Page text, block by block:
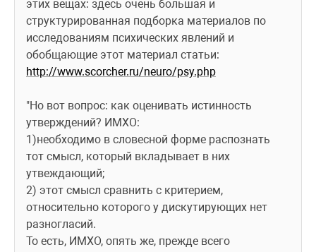
этих вещах: здесь очень большая и
структурированная подборка материалов по
исследованиям психических явлений и
http://www.scorcher.ru/neuro/psy.php
"Но вот вопрос: как оценивать истинность
утверждений? ИМХО:
1)необходимо в словесной форме распознать
тот смысл, который вкладывает в них
утвеждающий;
2) этот смысл сравнить с критерием,
относительно которого у дискутирующих нет
разногласий.
То есть, ИМХО, опять же, прежде всего